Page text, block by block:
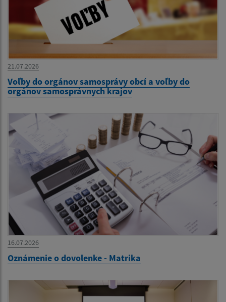
21.07.2026
Voľby do orgánov samosprávy obcí a voľby do
orgánov samosprávnych krajov
16.07.2026
Oznámenie o dovolenke - Matrika